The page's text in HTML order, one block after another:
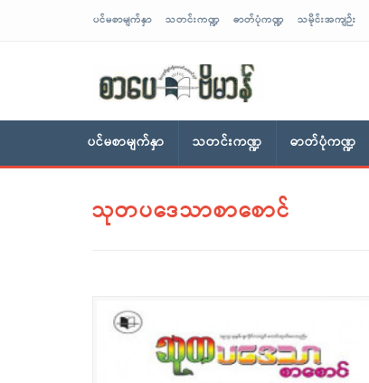
ပင်မစာမျက်နှာ သတင်းကဏ္ဍ ဓာတ်ပုံကဏ္ဍ သမိုင်းအကျဉ်း
ပင်မစာမျက်နှာ သတင်းကဏ္ဍ ဓာတ်ပုံကဏ္ဍ
သုတပဒေသာစာစောင်